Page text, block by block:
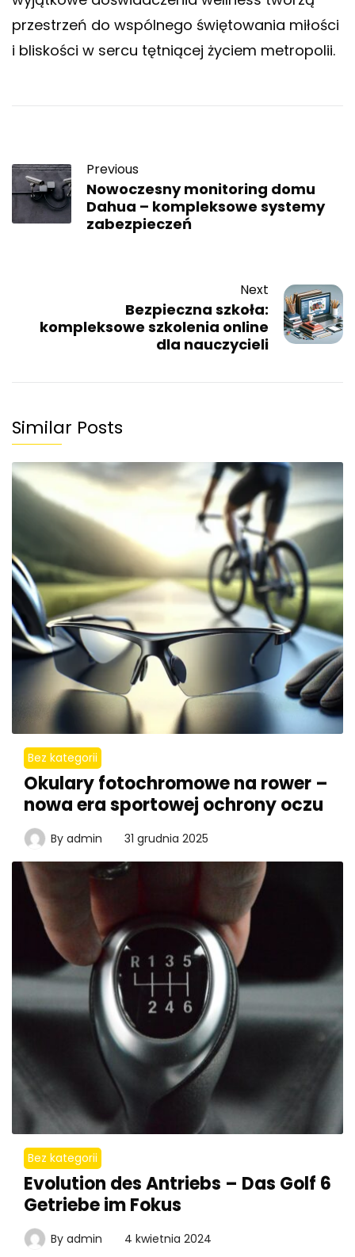
przestrzeń do wspólnego świętowania miłości
i bliskości w sercu tętniącej życiem metropolii.
Previous
Nowoczesny monitoring domu
Dahua – kompleksowe systemy
zabezpieczeń
Next
Bezpieczna szkoła:
kompleksowe szkolenia online
dla nauczycieli
Similar Posts
Bez kategorii
Okulary fotochromowe na rower –
nowa era sportowej ochrony oczu
By admin 31 grudnia 2025
Bez kategorii
Evolution des Antriebs – Das Golf 6
Getriebe im Fokus
By admin 4 kwietnia 2024